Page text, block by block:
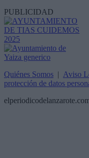
PUBLICIDAD
Quiénes Somos | Aviso
protección de datos